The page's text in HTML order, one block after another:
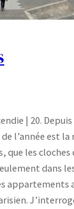
| 20.
l’année est la
que les cloches
dans
appartements